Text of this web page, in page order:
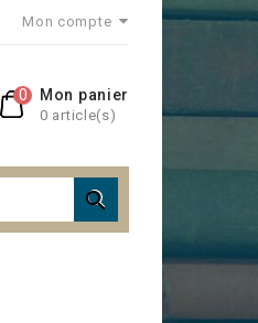
Mon compte
Mon panier
0 article(s)
0
